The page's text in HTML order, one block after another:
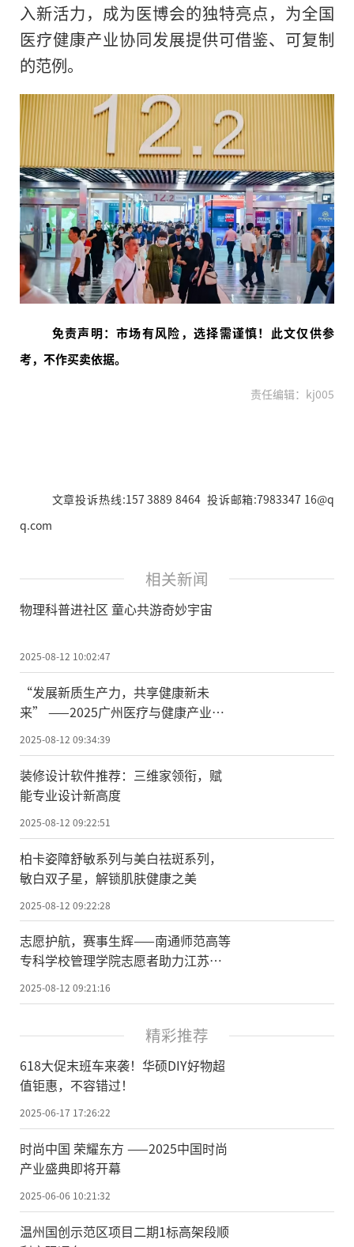
入新活力，成为医博会的独特亮点，为全国
医疗健康产业协同发展提供可借鉴、可复制
的范例。
免责声明：市场有风险，选择需谨慎！此文仅供参
考，不作买卖依据。
责任编辑：kj005
文章投诉热线:157 3889 8464 投诉邮箱:7983347 16@q
q.com
相关新闻
物理科普进社区 童心共游奇妙宇宙
2025-08-12 10:02:47
“发展新质生产力，共享健康新未
来” ——2025广州医疗与健康产业博
2025-08-12 09:34:39
装修设计软件推荐：三维家领衔，赋
能专业设计新高度
2025-08-12 09:22:51
柏卡姿障舒敏系列与美白祛斑系列，
敏白双子星，解锁肌肤健康之美
2025-08-12 09:22:28
志愿护航，赛事生辉——南通师范高等
专科学校管理学院志愿者助力江苏省
社区运动会东疆决武术精英赛圆满收
官
2025-08-12 09:21:16
精彩推荐
618大促末班车来袭！华硕DIY好物超
值钜惠，不容错过！
2025-06-17 17:26:22
时尚中国 荣耀东方 ——2025中国时尚
产业盛典即将开幕
2025-06-06 10:21:32
温州国创示范区项目二期1标高架段顺